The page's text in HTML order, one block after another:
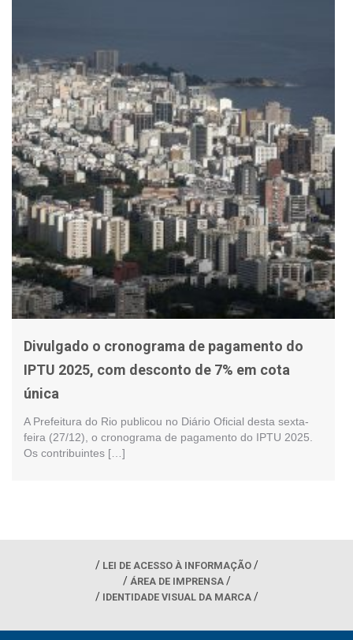
Divulgado o cronograma de pagamento do
IPTU 2025, com desconto de 7% em cota
única
A Prefeitura do Rio publicou no Diário Oficial desta sexta-
feira (27/12), o cronograma de pagamento do IPTU 2025.
Os contribuintes […]
LEI DE ACESSO À INFORMAÇÃO
ÁREA DE IMPRENSA
IDENTIDADE VISUAL DA MARCA